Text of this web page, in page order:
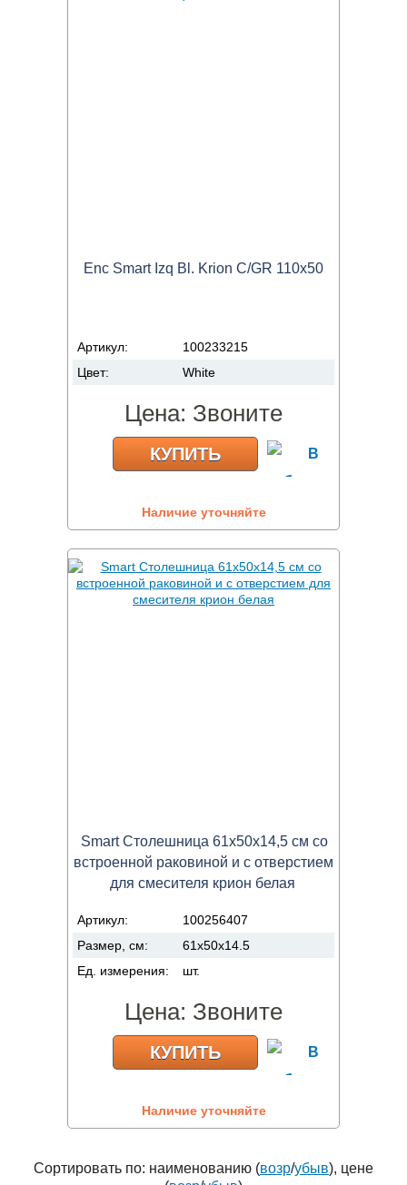
Enc Smart Izq Bl. Krion C/GR 110x50
Артикул:
100233215
Цвет:
White
Цена: Звоните
КУПИТЬ
Наличие уточняйте
Smart Столешница 61x50x14,5 см со
встроенной раковиной и с отверстием
для смесителя крион белая
Артикул:
100256407
Размер, см:
61x50x14.5
Ед. измерения:
шт.
Цена: Звоните
КУПИТЬ
Наличие уточняйте
Сортировать по: наименованию (возр/убыв), цене